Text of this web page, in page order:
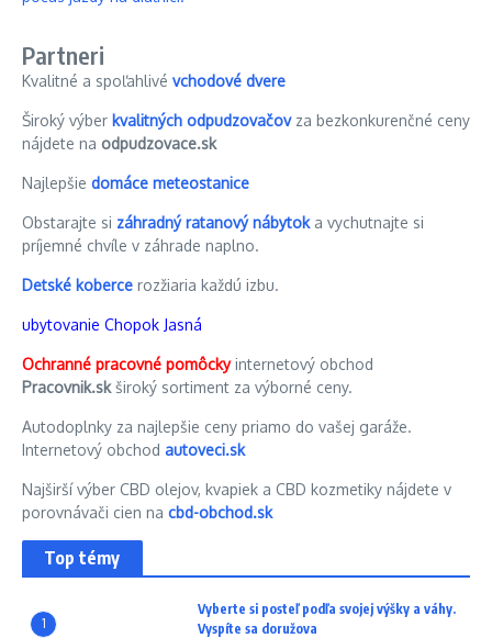
Partneri
Kvalitné a spoľahlivé vchodové dvere
Široký výber kvalitných odpudzovačovza bezkonkurenčné ceny
nájdete na odpudzovace.sk
Najlepšie domáce meteostanice
Obstarajte si záhradný ratanový nábytoka vychutnajte si
príjemné chvíle v záhrade naplno.
Detské koberce rozžiaria každú izbu.
ubytovanie Chopok Jasná
Ochranné pracovné pomôckyinternetový obchod
Pracovnik.skširoký sortiment za výborné ceny.
Autodoplnky za najlepšie ceny priamo do vašej garáže.
Internetový obchod autoveci.sk
Najširší výber CBD olejov, kvapiek a CBD kozmetiky nájdete v
porovnávači cien na cbd-obchod.sk
Top témy
1
Vyberte si posteľ podľa svojej výšky a váhy.
Vyspíte sa doružova